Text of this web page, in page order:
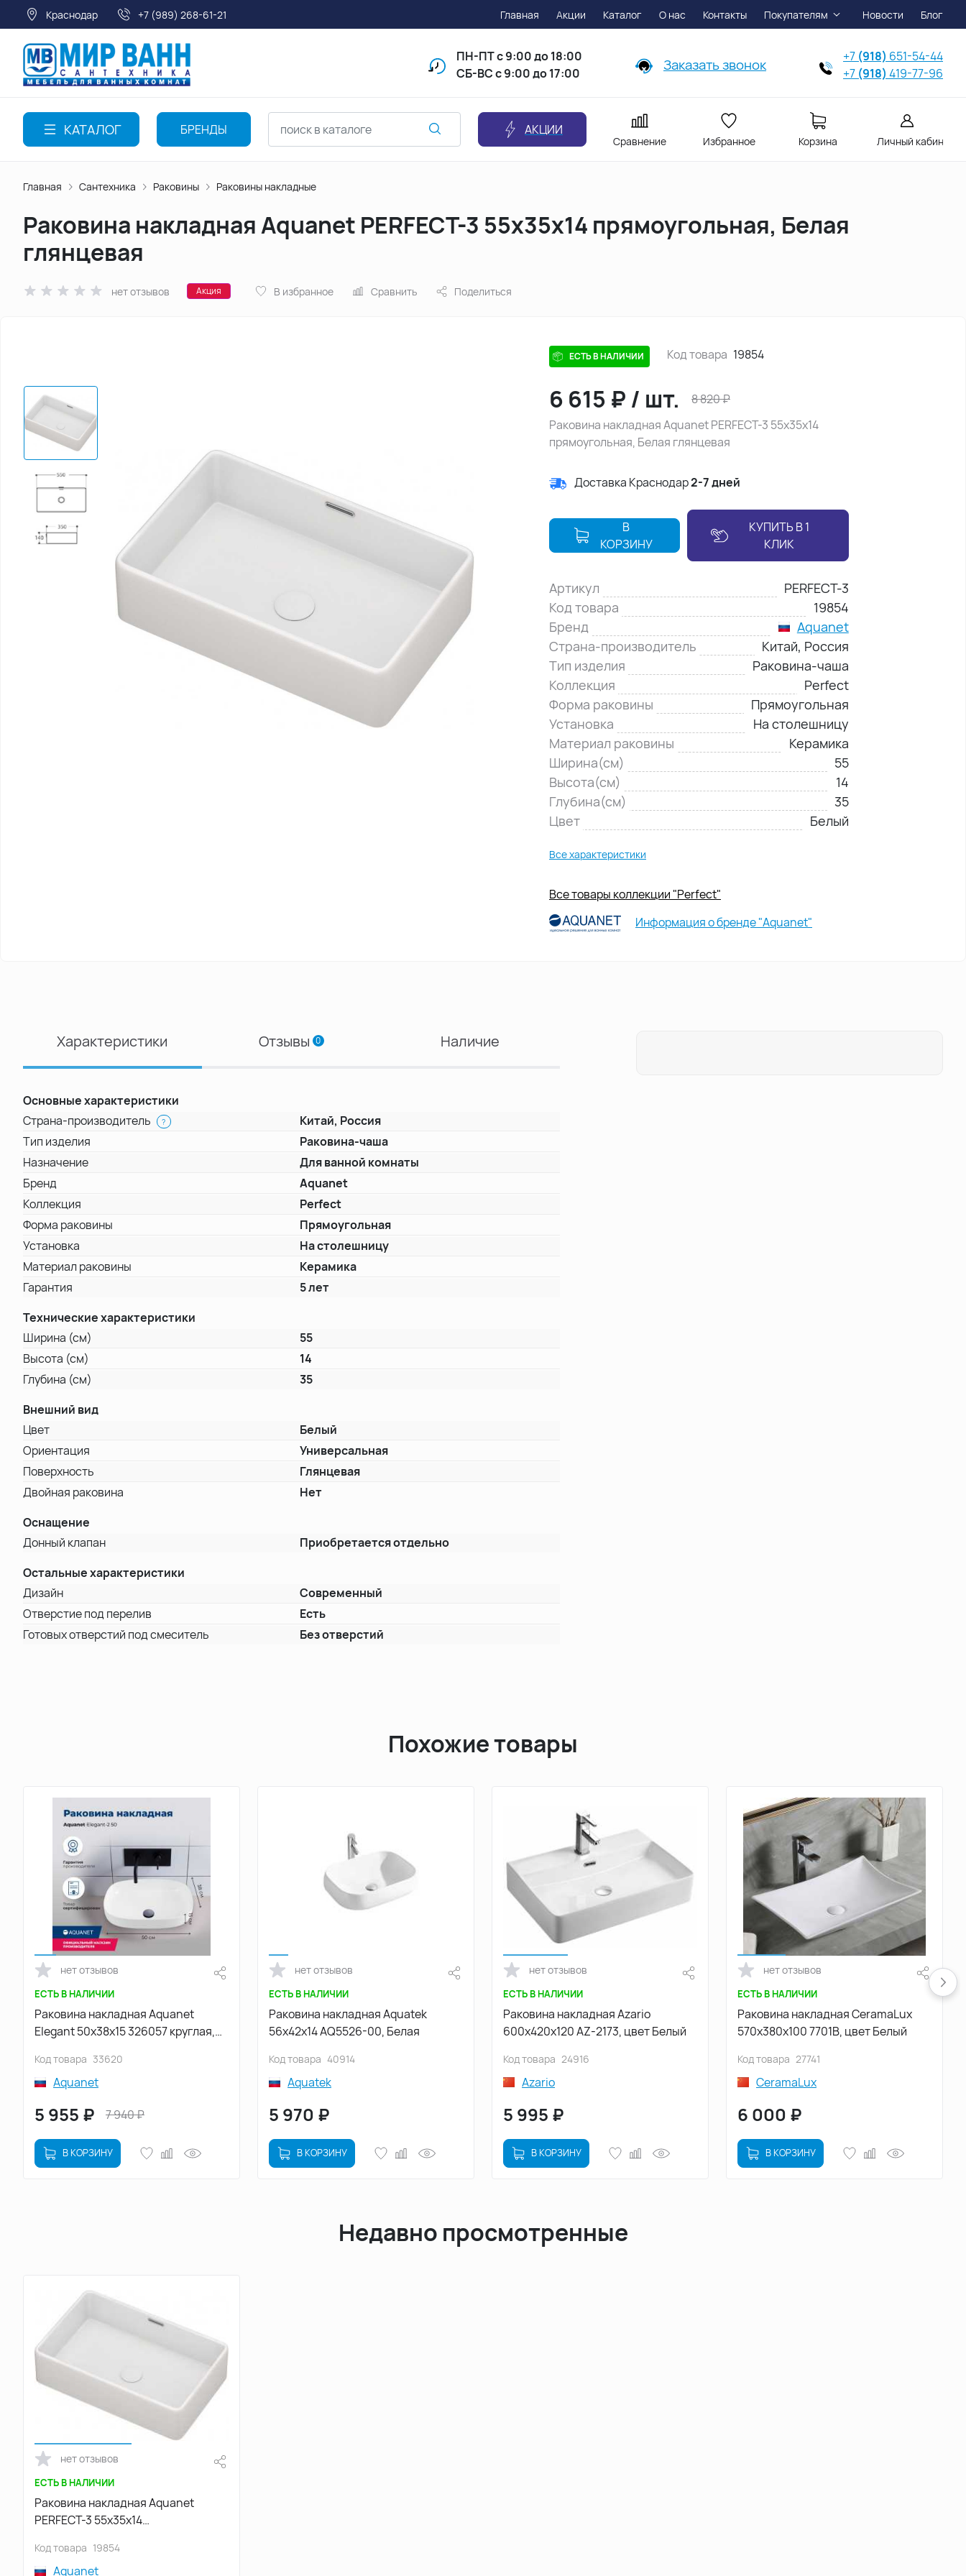
Краснодар +7 (989) 268-61-21 Главная Акции Каталог О нас Контакты Покупателям Новости Блог
ПН-ПТс 9:00 до 18:00
СБ-ВС с 9:00 до 17:00
Заказать звонок +7 (918) 651-54-44
+7 (918) 419-77-96
КАТАЛОГ БРЕНДЫ АКЦИИ
Сравнение Избранное Корзина Личный кабинет
Главная Сантехника Раковины Раковины накладные
Раковина накладная Aquanet PERFECT-3 55х35х14 прямоугольная, Белая
глянцевая
нет отзывов Акция В избранное Сравнить Поделиться
ЕСТЬ В НАЛИЧИИ Код товара 19854
6 615 ₽ / шт. 8 820₽
Раковина накладная Aquanet PERFECT-3 55х35х14
прямоугольная, Белая глянцевая
Доставка Краснодар2-7 дней
В
КОРЗИНУ
КУПИТЬ В 1
КЛИК
Артикул
PERFECT-3
Код товара
19854
Бренд
Aquanet
Страна-производитель
Китай, Россия
Тип изделия
Раковина-чаша
Коллекция
Perfect
Форма раковины
Прямоугольная
Установка
На столешницу
Материал раковины
Керамика
Ширина(см)
55
Высота(см)
14
Глубина(см)
35
Цвет
Белый
Все характеристики
Все товары коллекции "Perfect"
Информация о бренде "Aquanet"
Характеристики Отзывы 0 Наличие
Основные характеристики
Страна-производитель
?
Китай, Россия
Тип изделия
Раковина-чаша
Назначение
Для ванной комнаты
Бренд
Aquanet
Коллекция
Perfect
Форма раковины
Прямоугольная
Установка
На столешницу
Материал раковины
Керамика
Гарантия
5 лет
Технические характеристики
Ширина (см)
55
Высота (см)
14
Глубина (см)
35
Внешний вид
Цвет
Белый
Ориентация
Универсальная
Поверхность
Глянцевая
Двойная раковина
Нет
Оснащение
Донный клапан
Приобретается отдельно
Остальные характеристики
Дизайн
Современный
Отверстие под перелив
Есть
Готовых отверстий под смеситель
Без отверстий
Похожие товары
нет отзывов
ЕСТЬ В НАЛИЧИИ
Раковина накладная Aquanet
Elegant 50х38х15 326057 круглая,
Код товара 33620
Aquanet
5 955 ₽ 7 940₽
В КОРЗИНУ
нет отзывов
ЕСТЬ В НАЛИЧИИ
Раковина накладная Aquatek
56х42х14 AQ5526-00, Белая
Код товара 40914
Aquatek
5 970 ₽
В КОРЗИНУ
нет отзывов
ЕСТЬ В НАЛИЧИИ
Раковина накладная Azario
600х420х120 AZ-2173, цвет Белый
Код товара 24916
Azario
5 995 ₽
В КОРЗИНУ
нет отзывов
ЕСТЬ В НАЛИЧИИ
Раковина накладная CeramaLux
570х380х100 7701B, цвет Белый
Код товара 27741
CeramaLux
6 000 ₽
В КОРЗИНУ
Недавно просмотренные
нет отзывов
ЕСТЬ В НАЛИЧИИ
Раковина накладная Aquanet
PERFECT-3 55х35х14
Код товара 19854
Aquanet